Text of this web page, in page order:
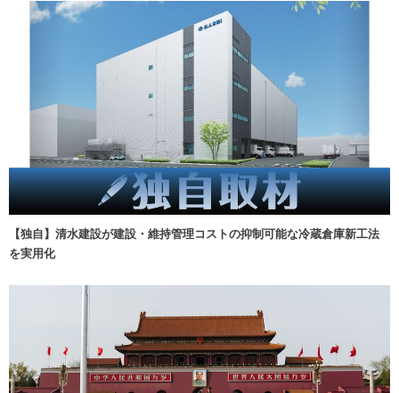
【独自】清水建設が建設・維持管理コストの抑制可能な冷蔵倉庫新工法
を実用化